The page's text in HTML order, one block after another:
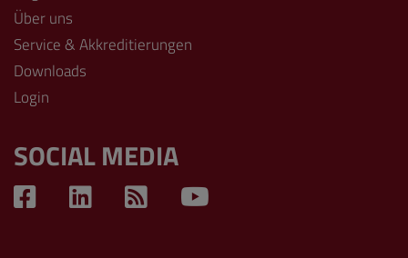
Über uns
Service & Akkreditierungen
Downloads
Login
SOCIAL MEDIA